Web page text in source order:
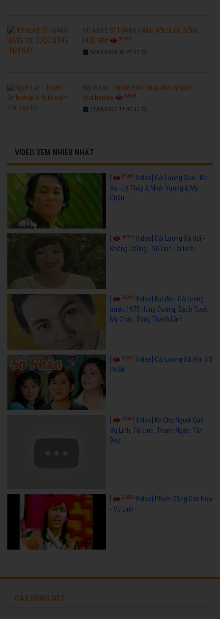
NỮ NGHỆ SĨ THANH HẰNG VỚI CUỘC SỐNG
HIỆN NAY
32575
18/05/2016 10:22:21 SA
Ngọc Lan - Thanh Bình chụp ảnh kỷ niệm
thời hẹn hò
17820
21/09/2017 11:02:37 SA
VIDEO XEM NHIỀU NHẤT
67085 Video] Cải Lương Xưa - Bơ
Vơ - Lệ Thủy & Minh Vương & Mỹ
Châu
50839 Video] Cải Lương Xã Hội -
Không Chồng - Vũ Linh Tài Linh
36013 Video] Bụi đời - Cải lương
trước 1975 Hùng Cường, Bạch Tuyết,
Mỹ Châu, Dũng Thanh Lâm
34577 Video] Cải Lương Xã Hội: SỐ
PHẬN
[ 24584 Video] Kẻ Chợ Người Quê -
Vũ Linh, Tài Linh, Thanh Ngân, Tấn
Beo
23600 Video] Phạm Công Cúc Hoa
- Vũ Linh
CAILUONG.NET